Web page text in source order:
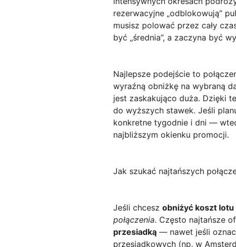
rezerwacyjne „odblokowują”
musisz polować przez cały
być „średnia”, a zaczyna być
Najlepsze podejście to
wyraźną obniżkę na wybraną
jest zaskakująco duża. Dzięki
do wyższych stawek. Jeśli
konkretne tygodnie i dni —
najbliższym okienku promocji.
Jak szukać najtańszych
Jeśli chcesz obniżyć koszt lotu
połączenia. Często najtańsze
przesiadką — nawet jeśli
przesiadkowych (np. w